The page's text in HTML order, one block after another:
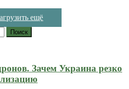
ещё
Зачем Украина резко